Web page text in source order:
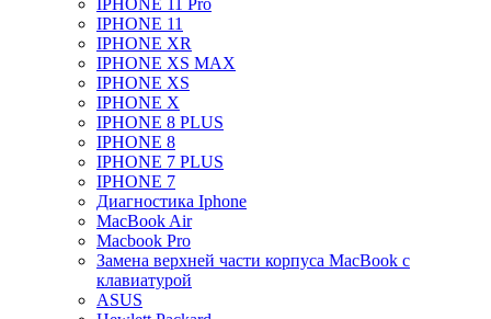
IPHONE 11 Pro
IPHONE 11
IPHONE XR
IPHONE XS MAX
IPHONE XS
IPHONE X
IPHONE 8 PLUS
IPHONE 8
IPHONE 7 PLUS
IPHONE 7
Диагностика Iphone
MacBook Air
Macbook Pro
Замена верхней части корпуса MacBook с
клавиатурой
ASUS